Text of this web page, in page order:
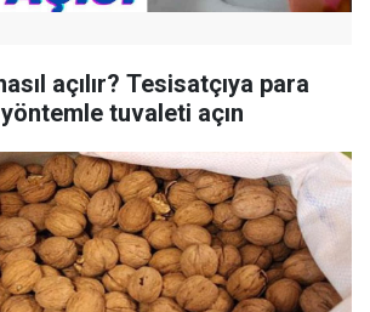
açılır? Tesisatçıya para
tuvaleti açın